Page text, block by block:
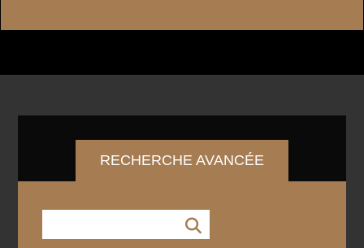
RECHERCHE AVANCÉE